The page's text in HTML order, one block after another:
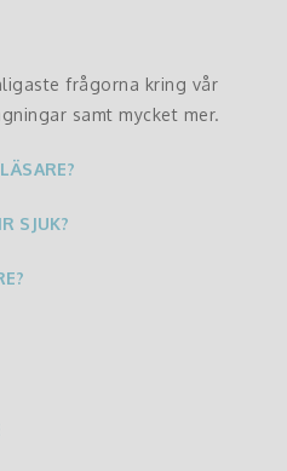
frågorna kring vår
samt mycket mer.
SJUK?